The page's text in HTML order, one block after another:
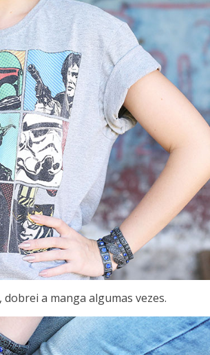
a manga algumas vezes.